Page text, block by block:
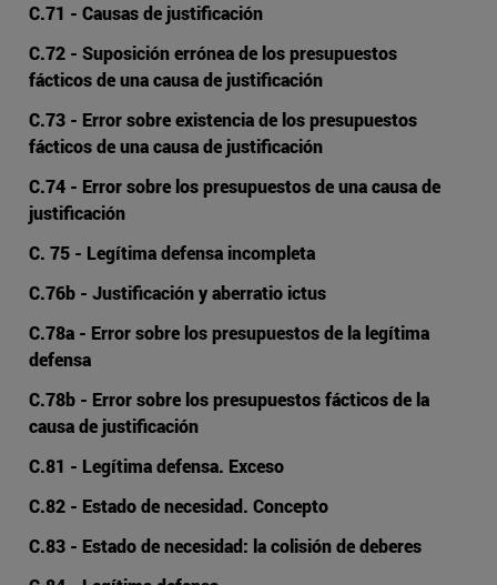
C.71 - Causas de justificación
C.72 - Suposición errónea de los presupuestos
fácticos de una causa de justificación
C.73 - Error sobre existencia de los presupuestos
fácticos de una causa de justificación
C.74 - Error sobre los presupuestos de una causa de
justificación
C. 75 - Legítima defensa incompleta
C.76b - Justificación y aberratio ictus
C.78a - Error sobre los presupuestos de la legítima
defensa
C.78b - Error sobre los presupuestos fácticos de la
causa de justificación
C.81 - Legítima defensa. Exceso
C.82 - Estado de necesidad. Concepto
C.83 - Estado de necesidad: la colisión de deberes